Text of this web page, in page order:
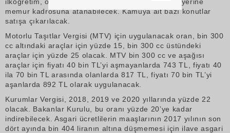
memur kadrosuna atanabilecek. Kamuya ait bazı konutlar
satışa çıkarılacak.
Motorlu Taşıtlar Vergisi (MTV) için uygulanacak oran, bin 300
cc altındaki araçlar için yüzde 15, bin 300 cc üstündeki
araçlar için yüzde 25 olacak. MTV bin 300 cc ve aşağısı
araçlar için fiyatı 40 bin TL’yi aşmayanlarda 743 TL, fiyatı 40
ila 70 bin TL arasında olanlarda 817 TL, fiyatı 70 bin TL’yi
aşanlarda 892 TL olarak uygulanacak.
Kurumlar Vergisi, 2018, 2019 ve 2020 yıllarında yüzde 22
olacak. Bakanlar Kurulu, bu oranı yüzde 20’ye kadar
indirebilecek. Asgari ücretlilerin maaşlarının 2017 yılının son
dört ayında bin 404 liranın altına düşmemesi için ilave asgari